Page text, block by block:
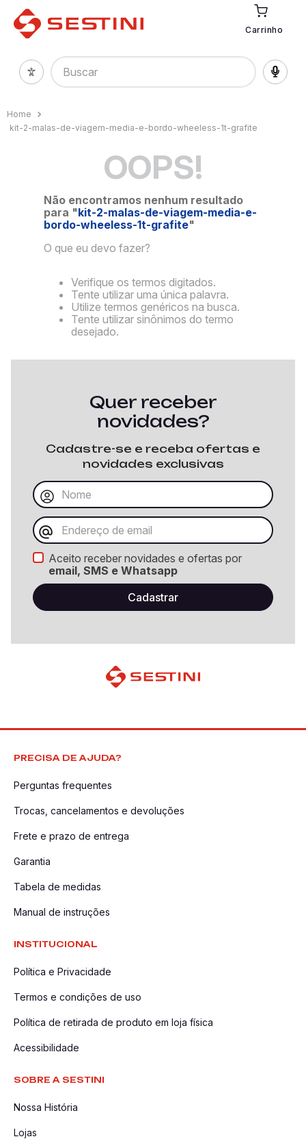
Carrinho
Buscar
kit-2-malas-de-viagem-media-e-bordo-wheeless-1t-grafite
OOPS!
Não encontramos nenhum resultado
para "kit-2-malas-de-viagem-media-e-
bordo-wheeless-1t-grafite"
O que eu devo fazer?
Verifique os termos digitados.
Tente utilizar uma única palavra.
Utilize termos genéricos na busca.
Tente utilizar sinônimos do termo
desejado.
Quer receber
novidades?
Cadastre-se e receba ofertas e
novidades exclusivas
Aceito receber novidades e ofertas por
email, SMS e Whatsapp
PRECISA DE AJUDA?
Perguntas frequentes
Trocas, cancelamentos e devoluções
Frete e prazo de entrega
Garantia
Tabela de medidas
Manual de instruções
INSTITUCIONAL
Política e Privacidade
Termos e condições de uso
Política de retirada de produto em loja física
Acessibilidade
SOBRE A SESTINI
Nossa História
Lojas